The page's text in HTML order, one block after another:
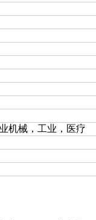
机械，工业，医疗